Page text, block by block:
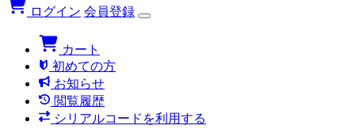
ログイン 会員登録
カート
初めての方
お知らせ
閲覧履歴
シリアルコードを利用する